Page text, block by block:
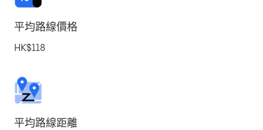
平均路線價格
HK$118
平均路線距離